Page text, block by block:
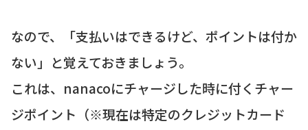
なので、「支払いはできるけど、ポイントは付か
ない」と覚えておきましょう。
これは、nanacoにチャージした時に付くチャー
ジポイント（※現在は特定のクレジットカード